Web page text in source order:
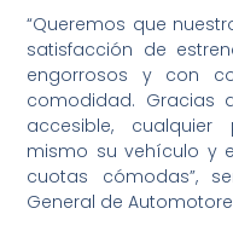
“Queremos que
satisfacción de
engorrosos y con
comodidad. Gracias
accesible,
mismo su vehículo y
cuotas cómodas”,
General de